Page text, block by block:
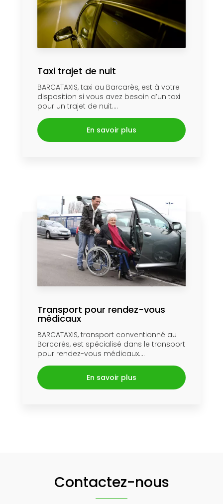
Taxi trajet de nuit
BARCATAXIS, taxi au Barcarès, est à votre
disposition si vous avez besoin d’un taxi
pour un trajet de nuit....
En savoir plus
Transport pour rendez-vous
médicaux
BARCATAXIS, transport conventionné au
Barcarès, est spécialisé dans le transport
pour rendez-vous médicaux....
En savoir plus
Contactez-nous